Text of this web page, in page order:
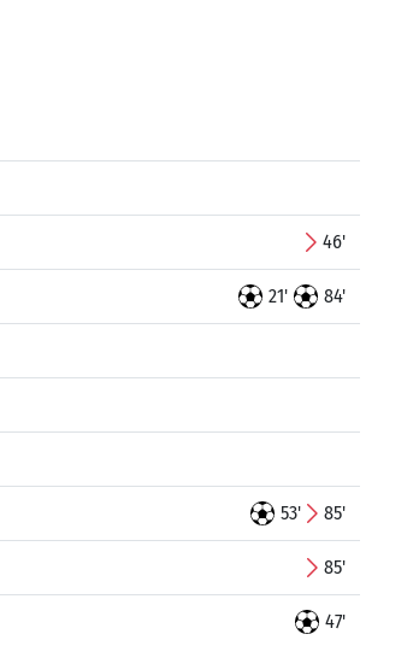
46'
21' 84'
53' 85'
85'
47'